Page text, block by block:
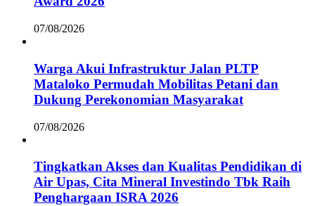
07/08/2026
Warga Akui Infrastruktur Jalan PLTP
Mataloko Permudah Mobilitas Petani dan
Dukung Perekonomian Masyarakat
07/08/2026
Tingkatkan Akses dan Kualitas Pendidikan di
Air Upas, Cita Mineral Investindo Tbk Raih
Penghargaan ISRA 2026